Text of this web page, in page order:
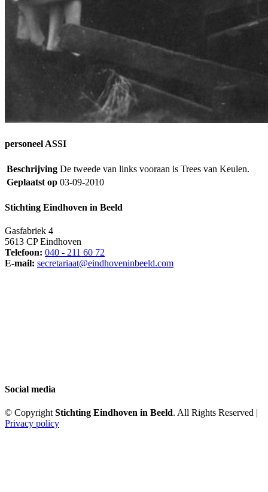
personeel ASSI
Beschrijving De tweede van links vooraan is Trees van Keulen.
Geplaatst op 03-09-2010
Stichting Eindhoven in Beeld
Gasfabriek 4
5613 CP Eindhoven
Telefoon: 040 - 211 60 72
E-mail: secretariaat@eindhoveninbeeld.com
Social media
© Copyright Stichting Eindhoven in Beeld. All Rights Reserved |
Privacy policy